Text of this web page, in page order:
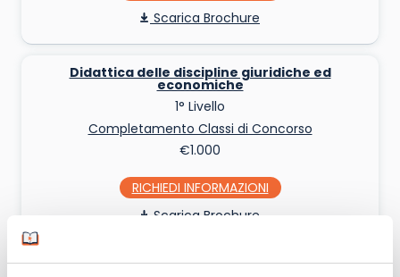
Scarica Brochure
Didattica delle discipline giuridiche ed
economiche
1° Livello
Completamento Classi di Concorso
€1.000
RICHIEDI INFO
Scarica Brochure